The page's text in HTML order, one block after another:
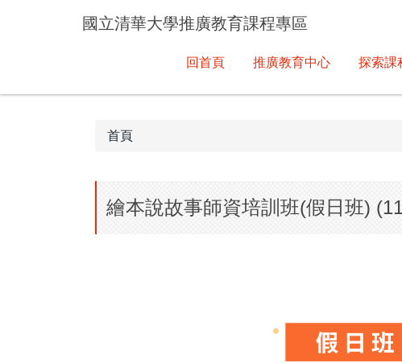
國立清華大學推廣教育課程專區
回首頁 推廣教育中心 探索課
首頁
繪本說故事師資培訓班(假日班)